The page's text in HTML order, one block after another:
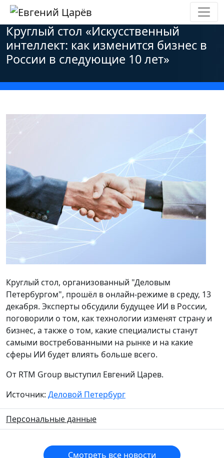
Главная»Новости»Персональные данные
Круглый стол «Искусственный
интеллект: как изменится бизнес в
России в следующие 10 лет»
Круглый стол, организованный "Деловым
Петербургом", прошёл в онлайн-режиме в среду, 13
декабря. Эксперты обсудили будущее ИИ в России,
поговорили о том, как технологии изменят страну и
бизнес, а также о том, какие специалисты станут
самыми востребованными на рынке и на какие
сферы ИИ будет влиять больше всего.
От RTM Group выступил Евгений Царев.
Источник: Деловой Петербург
Персональные данные
Смотреть все новости